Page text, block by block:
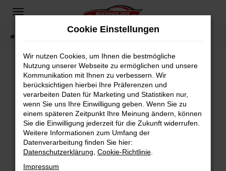
Zum
springen
Fahrzeugsuche
Fehler: Network Error
Beim Laden ist ein Fehler aufgetreten.
Hier sind ein paar Tipps, die dir helfen können:
Überprüfe deine Firewall und deine
Internetverbindung.
Laden andere Webseiten, zum Beispiel deine
Suchmaschine?
Cookie Einstellungen
Wir nutzen Cookies, um Ihnen die bestmögliche
Nutzung unserer Webseite zu ermöglichen und unsere
Kommunikation mit Ihnen zu verbessern. Wir
berücksichtigen hierbei Ihre Präferenzen und
verarbeiten Daten für Marketing und Statistiken nur,
wenn Sie uns Ihre Einwilligung geben. Wenn Sie zu
einem späteren Zeitpunkt Ihre Meinung ändern, können
Sie die Einwilligung jederzeit für die Zukunft widerrufen.
Weitere Informationen zum Umfang der
Datenverarbeitung finden Sie hier:
Datenschutzerklärung Cookie-Richtlinie
Impressum